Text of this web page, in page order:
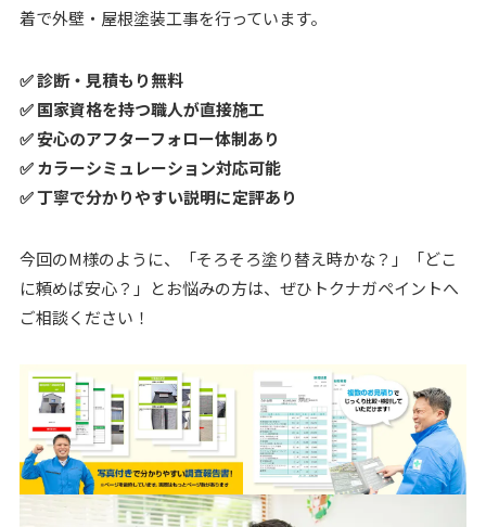
着で外壁・屋根塗装工事を行っています。
✅ 診断・見積もり無料
✅ 国家資格を持つ職人が直接施工
✅ 安心のアフターフォロー体制あり
✅ カラーシミュレーション対応可能
✅ 丁寧で分かりやすい説明に定評あり
今回のM様のように、「そろそろ塗り替え時かな？」「どこ
に頼めば安心？」とお悩みの方は、ぜひトクナガペイントへ
ご相談ください！